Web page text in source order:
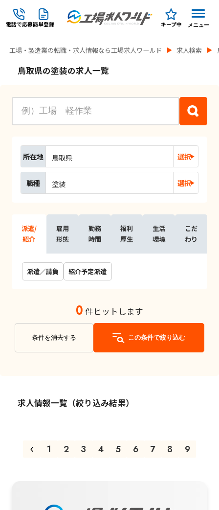
電話で応募簡単登録 キープ中 メニュー
工場・製造業の転職・求人情報なら工場求人ワールド 求人検索
鳥取県の塗装の求人一覧
所在地 鳥取県 選択
職種 塗装 選択
派遣/
紹介
雇用
形態
勤務
時間
福利
厚生
生活
環境
こだ
わり
派遣／請負 紹介予定派遣
0 件ヒットします
条件を消去する この条件で絞り込む
求人情報一覧（絞り込み結果）
1 2 3 4 5 6 7 8 9